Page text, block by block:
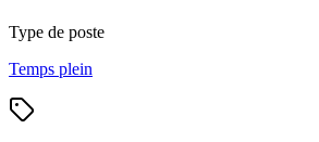
Type de poste
Temps plein